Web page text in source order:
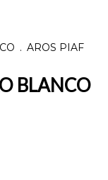
. AROS PIAF
BLANCO